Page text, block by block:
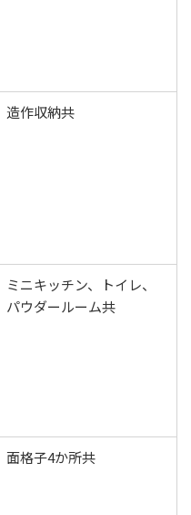
造作収納共
ミニキッチン、トイレ、
パウダールーム共
面格子4か所共